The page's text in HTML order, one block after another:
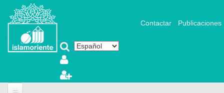
Pasar al contenido principal
Contactar Publicaciones